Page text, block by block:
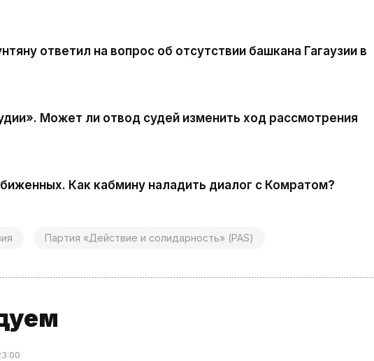
ответил на вопрос об отсутствии башкана Гагаузии в
Может ли отвод судей изменить ход рассмотрения
Как кабмину наладить диалог с Комратом?
Партия «Действие и солидарность» (PAS)